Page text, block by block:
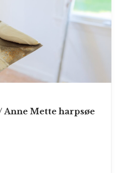
Anne Mette harpsøe